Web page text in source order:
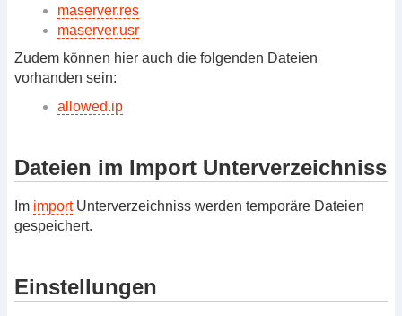
maserver.res
maserver.usr
Zudem können hier auch die folgenden Dateien
vorhanden sein:
allowed.ip
Dateien im Import Unterverzeichniss
Im importUnterverzeichniss werden temporäre Dateien
gespeichert.
Einstellungen